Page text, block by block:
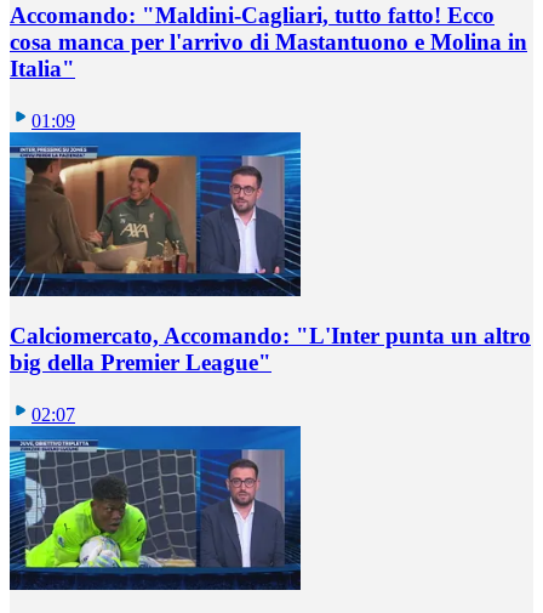
Accomando: "Maldini-Cagliari, tutto fatto! Ecco
cosa manca per l'arrivo di Mastantuono e Molina in
Italia"
01:09
Calciomercato, Accomando: "L'Inter punta un altro
big della Premier League"
02:07